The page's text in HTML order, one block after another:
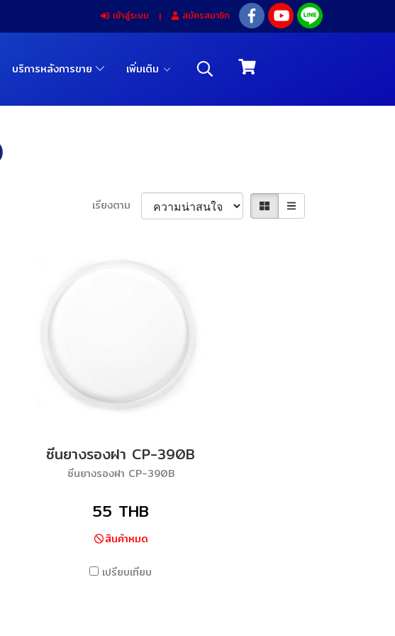
เข้าสู่ระบบ สมัครสมาชิก
บริการหลังการขาย เพิ่มเติม
เรียงตาม
ซีนยางรองฝา CP-390B
ซีนยางรองฝา CP-390B
55 THB
สินค้าหมด
เปรียบเทียบ